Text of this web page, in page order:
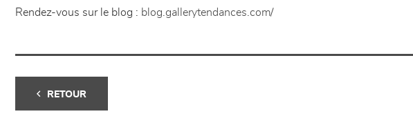
Rendez-vous sur le blog : blog.gallerytendances.com/
RETOUR